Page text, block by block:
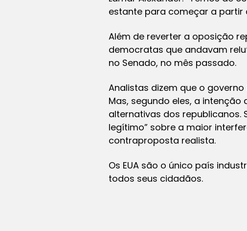
estante para começar a partir
Além de reverter a oposição
democratas que andavam
no Senado, no mês passado.
Analistas dizem que o
Mas, segundo eles, a
alternativas dos republicanos.
legítimo” sobre a maior
contraproposta realista.
Os EUA são o único país
todos seus cidadãos.